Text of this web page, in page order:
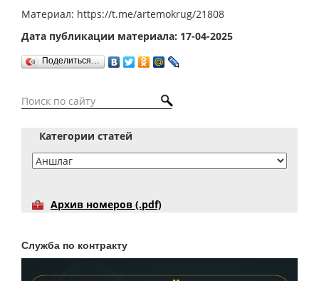
Материал: https://t.me/artemokrug/21808
Дата публикации материала: 17-04-2025
Поделиться…
Категории статей
Архив номеров (.pdf)
Служба по контракту